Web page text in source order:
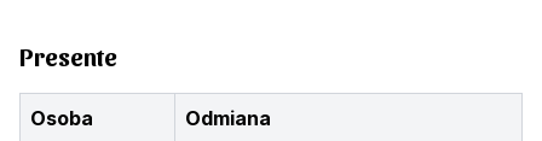
Presente
Osoba Odmiana